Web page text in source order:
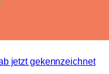
jetzt gekennzeichnet